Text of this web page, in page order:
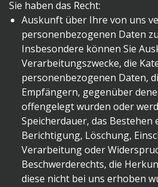
Sie haben das Recht:
Auskunft über Ihre von uns
personenbezogenen Daten
Insbesondere können Sie
Verarbeitungszwecke, die
personenbezogenen Daten,
Empfängern, gegenüber
offengelegt wurden oder
Speicherdauer, das Bestehen
Berichtigung, Löschung,
Verarbeitung oder
Beschwerderechts, die
diese nicht bei uns erhoben